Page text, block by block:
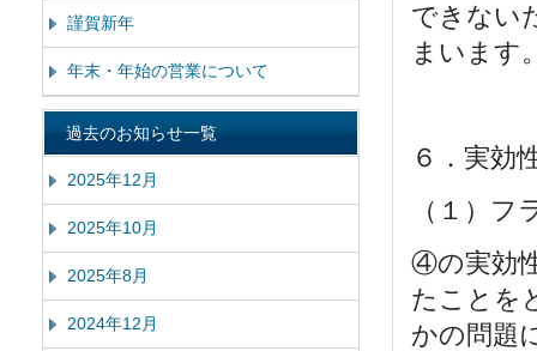
できない
まいます
６．実効
（１）
④の実効
たことを
かの問題
謹賀新年
年末・年始の営業について
過去のお知らせ一覧
2025年12月
2025年10月
2025年8月
2024年12月